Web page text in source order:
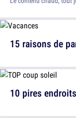
15 raisons de
10 pires